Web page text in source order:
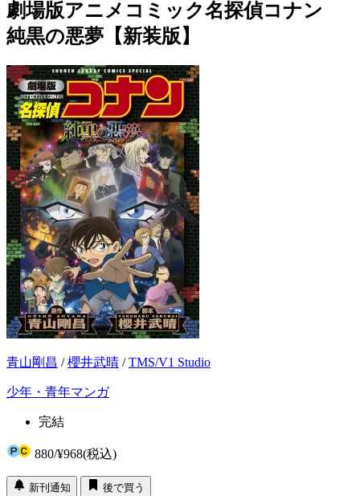
劇場版アニメコミック名探偵コナン
純黒の悪夢【新装版】
青山剛昌 /櫻井武晴 /TMS/V1 Studio
少年・青年マンガ
完結
880/¥968(税込)
新刊通知
後で買う